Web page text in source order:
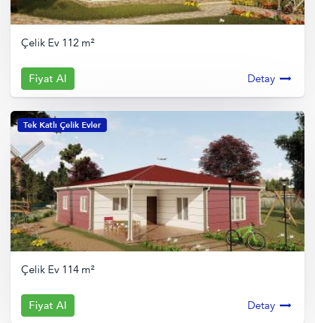
Çelik Ev 112 m²
Fiyat Al Detay
Tek Katlı Çelik Evler
Çelik Ev 114 m²
Fiyat Al Detay